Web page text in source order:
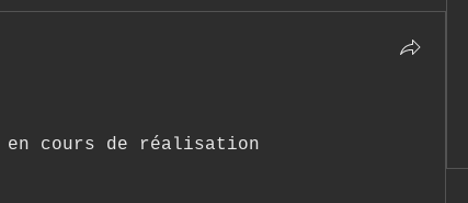
cours de réalisation